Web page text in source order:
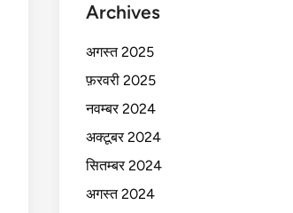
Archives
अगस्त 2025
फ़रवरी 2025
नवम्बर 2024
अक्टूबर 2024
सितम्बर 2024
अगस्त 2024